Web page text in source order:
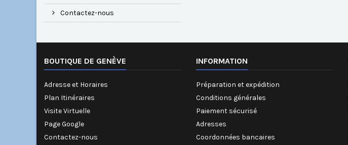
Contactez-nous
BOUTIQUE DE GENÈVE
Adresse et Horaires
Plan Itinéraires
Visite Virtuelle
Page Google
Contactez-nous
INFORMATION
Préparation et expédition
Conditions générales
Paiement sécurisé
Adresses
Coordonnées bancaires